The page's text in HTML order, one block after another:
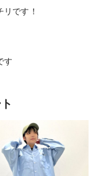
です！
す